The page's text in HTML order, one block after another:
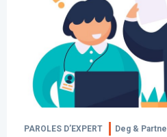
PAROLES D’EXPERT Deg &